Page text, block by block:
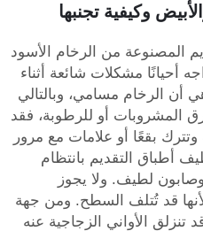
وكيفية تجنبها
المصنوعة من الرخام الأسود
أحيانًا مشكلات شائعة أثناء
أن الرخام مسامي، وبالتالي
المشروبات أو للرطوبة، فقد
بقعًا أو علامات مع مرور
أطباق التقديم بانتظام
لطيف. ولا يجوز
لأنها قد تُتلف السطح. ومن جهة
تنزلق الأواني الزجاجية عنه